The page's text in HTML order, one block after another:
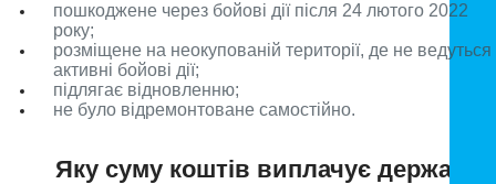
пошкоджене через бойові дії після 24 лютого 2022
року;
розміщене на неокупованій території, де не ведуться
активні бойові дії;
підлягає відновленню;
не було відремонтоване самостійно.
Яку суму коштів виплачує держава?